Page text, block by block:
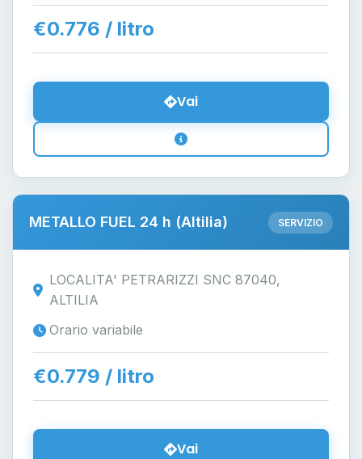
€0.776 / litro
Vai
METALLO FUEL 24 h (Altilia) SERVIZIO
LOCALITA' PETRARIZZI SNC 87040,
ALTILIA
Orario variabile
€0.779 / litro
Vai